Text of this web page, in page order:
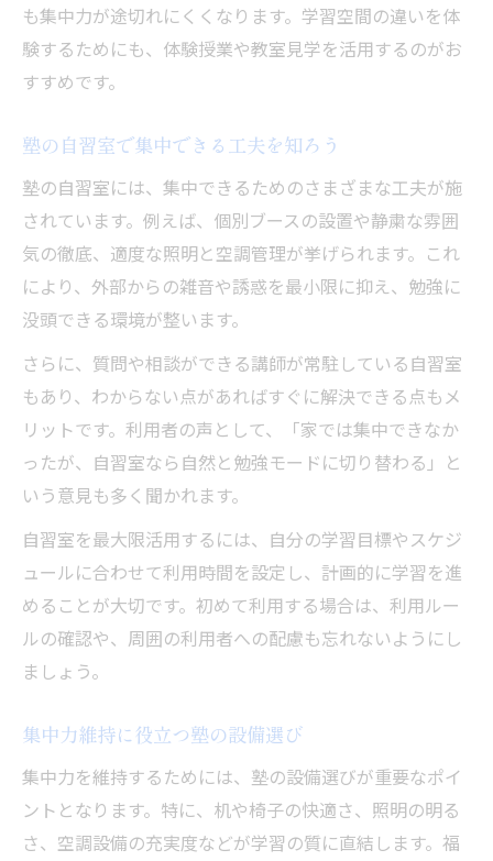
も集中力が途切れにくくなります。学習空間の違いを体
験するためにも、体験授業や教室見学を活用するのがお
すすめです。
塾の自習室で集中できる工夫を知ろう
塾の自習室には、集中できるためのさまざまな工夫が施
されています。例えば、個別ブースの設置や静粛な雰囲
気の徹底、適度な照明と空調管理が挙げられます。これ
により、外部からの雑音や誘惑を最小限に抑え、勉強に
没頭できる環境が整います。
さらに、質問や相談ができる講師が常駐している自習室
もあり、わからない点があればすぐに解決できる点もメ
リットです。利用者の声として、「家では集中できなか
ったが、自習室なら自然と勉強モードに切り替わる」と
いう意見も多く聞かれます。
自習室を最大限活用するには、自分の学習目標やスケジ
ュールに合わせて利用時間を設定し、計画的に学習を進
めることが大切です。初めて利用する場合は、利用ルー
ルの確認や、周囲の利用者への配慮も忘れないようにし
ましょう。
集中力維持に役立つ塾の設備選び
集中力を維持するためには、塾の設備選びが重要なポイ
ントとなります。特に、机や椅子の快適さ、照明の明る
さ、空調設備の充実度などが学習の質に直結します。福